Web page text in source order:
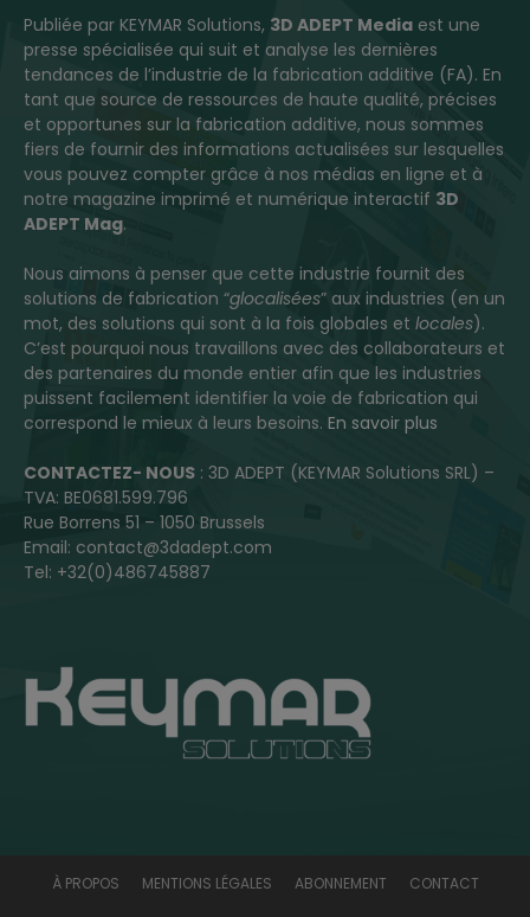
Publiée par KEYMAR Solutions, 3D ADEPT Media est une
presse spécialisée qui suit et analyse les dernières
tendances de l’industrie de la fabrication additive (FA). En
tant que source de ressources de haute qualité, précises
et opportunes sur la fabrication additive, nous sommes
fiers de fournir des informations actualisées sur lesquelles
vous pouvez compter grâce à nos médias en ligne et à
notre magazine imprimé et numérique interactif 3D
ADEPT Mag.
Nous aimons à penser que cette industrie fournit des
solutions de fabrication “glocalisées” aux industries (en un
mot, des solutions qui sont à la fois globales et locales).
C’est pourquoi nous travaillons avec des collaborateurs et
des partenaires du monde entier afin que les industries
puissent facilement identifier la voie de fabrication qui
correspond le mieux à leurs besoins. En savoir plus
CONTACTEZ- NOUS : 3D ADEPT (KEYMAR Solutions SRL) –
TVA: BE0681.599.796
Rue Borrens 51 – 1050 Brussels
Email: contact@3dadept.com
Tel: +32(0)486745887
À PROPOS MENTIONS LÉGALES ABONNEMENT CONTACT